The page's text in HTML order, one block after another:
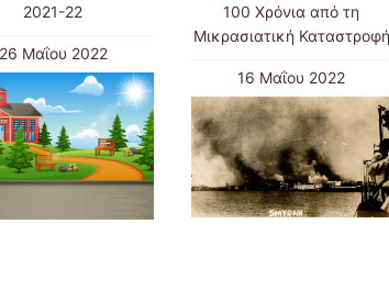
2021-22
26 Μαΐου 2022
100 Χρόνια από τη
Μικρασιατική Καταστροφή
16 Μαΐου 2022